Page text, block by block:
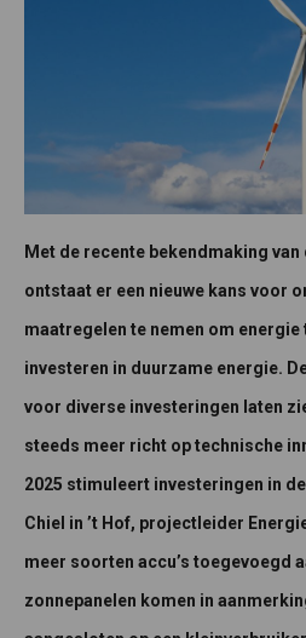
Met de recente bekendmaking
ontstaat er een nieuwe kans voor
maatregelen te nemen om energie
investeren in duurzame energie.
voor diverse investeringen laten
steeds meer richt op technische
2025 stimuleert investeringen in
Chiel in ’t Hof, projectleider
meer soorten accu’s toegevoegd
zonnepanelen komen in